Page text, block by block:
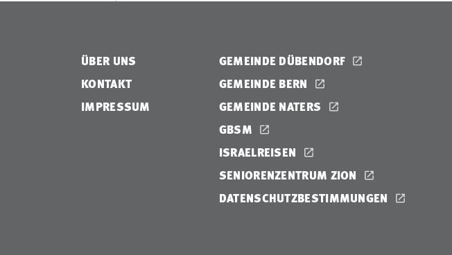
ÜBER UNS
KONTAKT
IMPRESSUM
GEMEINDE DÜBENDORF
GEMEINDE BERN
GEMEINDE NATERS
GBSM
ISRAELREISEN
SENIORENZENTRUM ZION
DATENSCHUTZBESTIMMUNGEN